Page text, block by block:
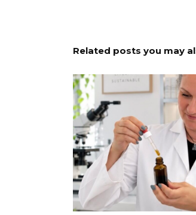
Related posts you may